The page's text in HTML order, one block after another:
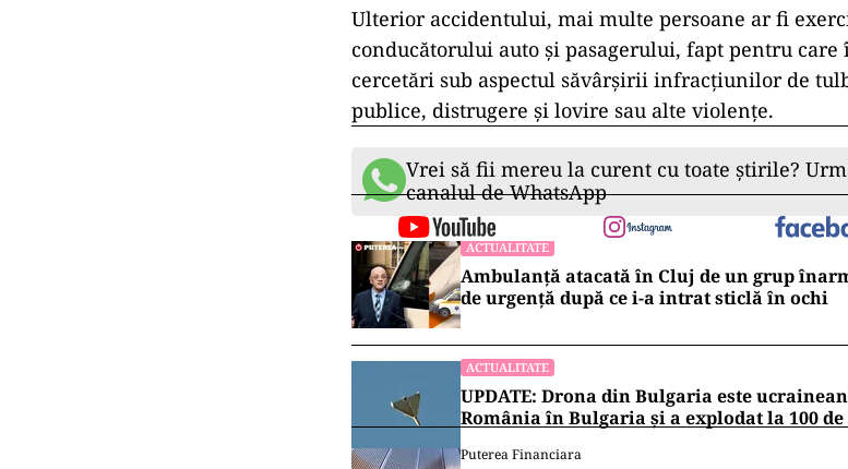
Ulterior accidentului, mai multe persoane ar fi
conducătorului auto şi pasagerului, fapt pentru care
cercetări sub aspectul săvârşirii infracţiunilor de
publice, distrugere şi lovire sau alte violenţe.
Vrei să fii mereu la curent cu toate știrile?
canalul de WhatsApp
ACTUALITATE
Ambulanță atacată în Cluj de un grup
de urgență după ce i-a intrat sticlă în ochi
ACTUALITATE
UPDATE: Drona din Bulgaria este
România în Bulgaria şi a explodat la 100
Puterea Financiara